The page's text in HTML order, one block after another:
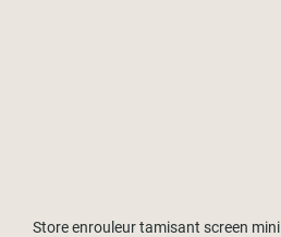
Store enrouleur tamisant screen mini